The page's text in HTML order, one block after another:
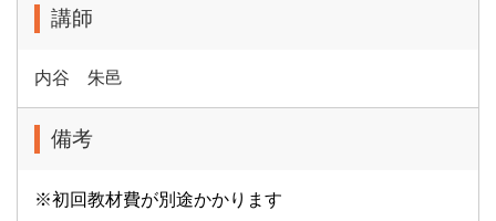
講師
内谷 朱邑
備考
※初回教材費が別途かかります